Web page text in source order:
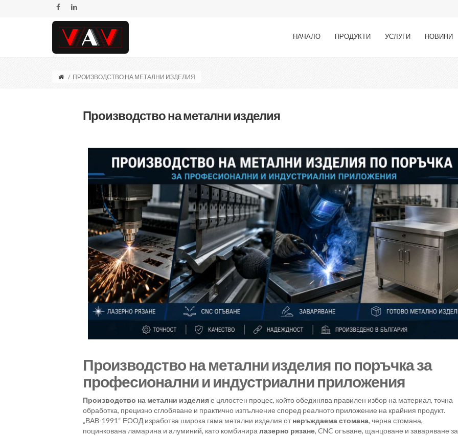
НАЧАЛО ПРОДУКТИ УСЛУГИ НОВИНИ
/ ПРОИЗВОДСТВО НА МЕТАЛНИ ИЗДЕЛИЯ
Производство на метални изделия
Производство на метални изделия по поръчка за
професионални и индустриални приложения
Производство на метални изделияе цялостен процес, който обединява правилен избор на материал, точна
обработка, прецизно сглобяване и практично изпълнение според реалното приложение на крайния продукт.
„ВАВ-1991“ ЕООД изработва широка гама метални изделия отнеръждаема стомана, черна стомана,
поцинкована ламарина и алуминий, като комбинира лазерно рязане, CNC огъване, щанцоване и заваряване за